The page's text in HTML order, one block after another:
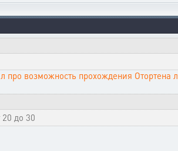
возможность прохождения Отортена
до 30